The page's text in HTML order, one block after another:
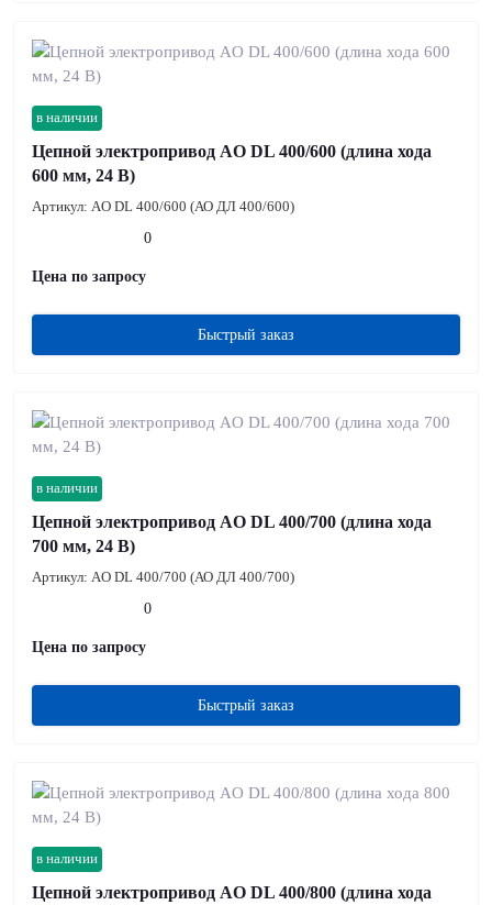
в наличии
Цепной электропривод AO DL 400/600 (длина хода
600 мм, 24 В)
Артикул: AO DL 400/600 (АО ДЛ 400/600)
0
Цена по запросу
Быстрый заказ
в наличии
Цепной электропривод AO DL 400/700 (длина хода
700 мм, 24 В)
Артикул: AO DL 400/700 (АО ДЛ 400/700)
0
Цена по запросу
Быстрый заказ
в наличии
Цепной электропривод AO DL 400/800 (длина хода